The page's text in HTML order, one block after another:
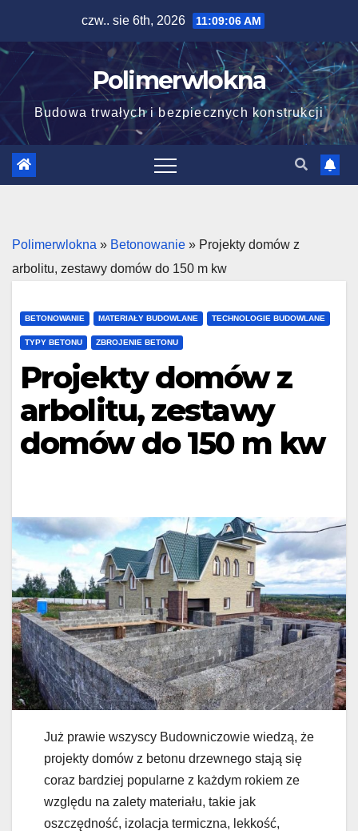
content
czw.. sie 6th, 2026 11:09:08 AM
Polimerwlokna
Budowa trwałych i bezpiecznych konstrukcji
Polimerwlokna » Betonowanie » Projekty domów z
arbolitu, zestawy domów do 150 m kw
BETONOWANIE MATERIAŁY BUDOWLANE TECHNOLOGIE BUDOWLANE
TYPY BETONU ZBROJENIE BETONU
Projekty domów z
arbolitu, zestawy
domów do 150 m kw
Już prawie wszyscy Budowniczowie wiedzą, że
projekty domów z betonu drzewnego stają się
coraz bardziej popularne z każdym rokiem ze
względu na zalety materiału, takie jak
oszczędność, izolacja termiczna, lekkość,